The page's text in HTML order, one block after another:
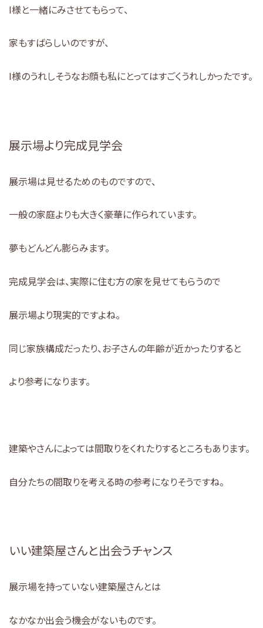
I様と一緒にみさせてもらって、
家もすばらしいのですが、
I様のうれしそうなお顔も私にとってはすごくうれしかったです。
展示場より完成見学会
展示場は見せるためのものですので、
一般の家庭よりも大きく豪華に作られています。
夢もどんどん膨らみます。
完成見学会は、実際に住む方の家を見せてもらうので
展示場より現実的ですよね。
同じ家族構成だったり、お子さんの年齢が近かったりすると
より参考になります。
建築やさんによっては間取りをくれたりするところもあります。
自分たちの間取りを考える時の参考になりそうですね。
いい建築屋さんと出会うチャンス
展示場を持っていない建築屋さんとは
なかなか出会う機会がないものです。